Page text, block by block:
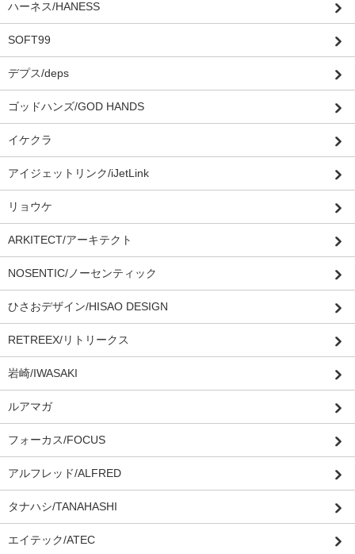
ハーネス/HANESS
SOFT99
デプス/deps
ゴッドハンズ/GOD HANDS
イケクラ
アイジェットリンク/iJetLink
リョウケ
ARKITECT/アーキテクト
NOSENTIC/ノーセンティック
ひさおデザイン/HISAO DESIGN
RETREEX/リトリークス
岩崎/IWASAKI
ルアマガ
フォーカス/FOCUS
アルフレッド/ALFRED
タナハシ/TANAHASHI
エイテック/ATEC